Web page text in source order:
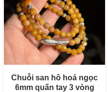
Chuỗi san hô hoá ngọc
6mm quấn tay 3 vòng